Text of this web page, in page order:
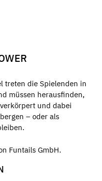
treten die Spielenden in
müssen herausfinden,
und dabei
– oder als
Funtails GmbH.